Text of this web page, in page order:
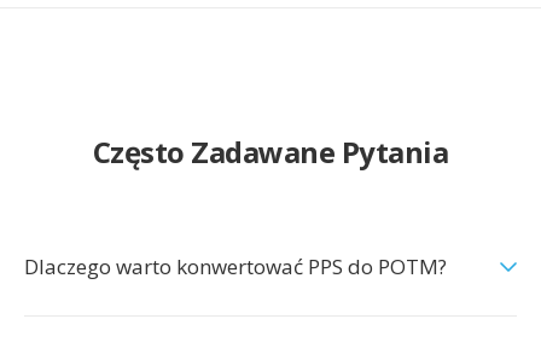
Często Zadawane Pytania
Dlaczego warto konwertować PPS do POTM?